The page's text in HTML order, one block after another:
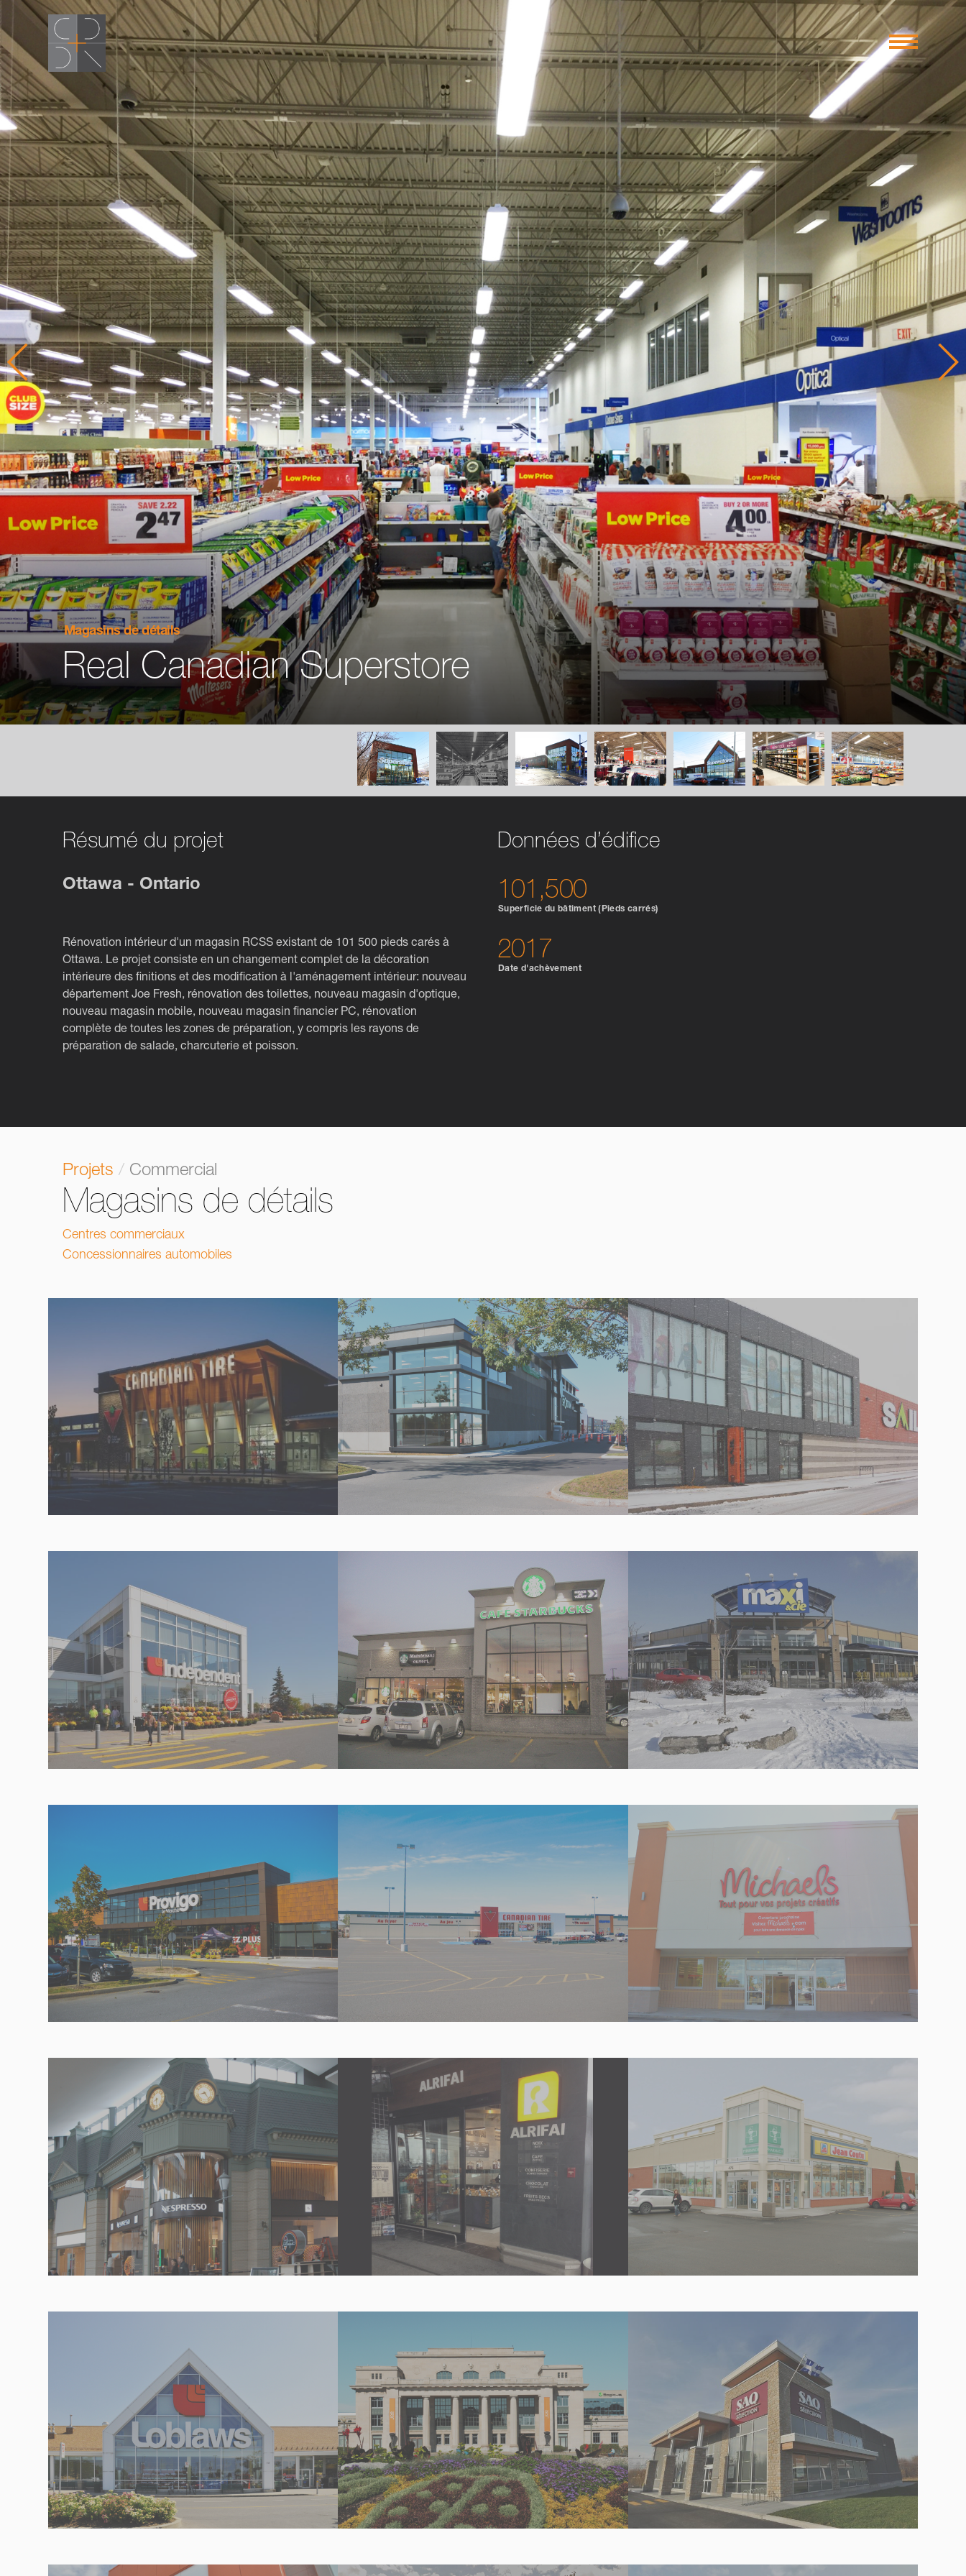
Magasins de détails
Real Canadian Superstore
Résumé du projet
Ottawa - Ontario
Rénovation intérieur d'un magasin RCSS existant de 101 500 pieds carés à
Ottawa. Le projet consiste en un changement complet de la décoration
intérieure des finitions et des modification à l'aménagement intérieur: nouveau
département Joe Fresh, rénovation des toilettes, nouveau magasin d'optique,
nouveau magasin mobile, nouveau magasin financier PC, rénovation
complète de toutes les zones de préparation, y compris les rayons de
préparation de salade, charcuterie et poisson.
Données d’édifice
101,500
Superficie du bâtiment (Pieds carrés)
2017
Date d'achèvement
Projets / Commercial
Magasins de détails
Centres commerciaux
Concessionnaires automobiles